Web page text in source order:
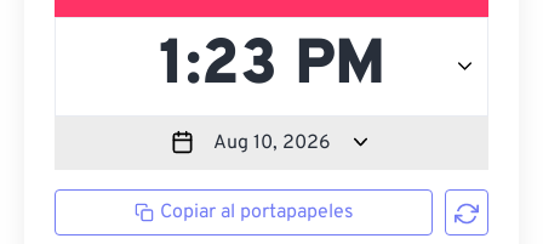
Copiar al portapapeles